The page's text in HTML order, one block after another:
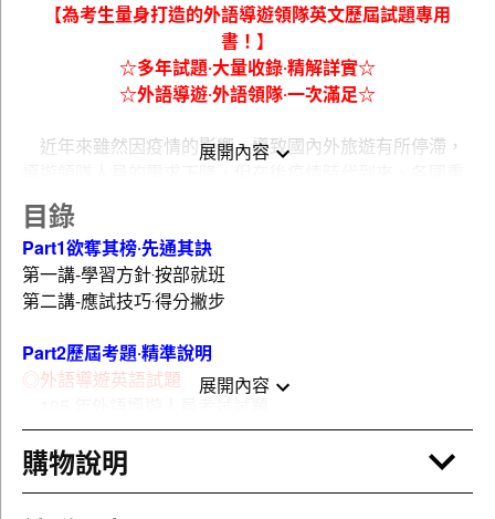
【為考生量身打造的外語導遊領隊英文歷屆試題專用
書！】
☆多年試題‧大量收錄‧精解詳實☆
☆外語導遊‧外語領隊‧一次滿足☆
近年來雖然因疫情的影響，導致國內外旅遊有所停滯，
開國門、國內外旅遊有漸次復甦的趨勢下，導遊領隊的評
量測驗想來又將恢復為考生熱門的選項之一！而相較於高
普地特等考選部辦理的國家考試，導遊領隊的評量測驗一
來不須經驗即可報考、二來
型都考選擇題，加上採取及格制
過往的經驗，只要辦理導遊領隊人員評量測驗，總能吸引
一大批有志之士前往報考。是以對考生來說，要如何在這
而為了滿足考生之所需，以及協助考生能在應試的路上
更加順遂，本社在此廣邀外語導遊領隊【英語】考科名
展開內容
目錄
Part1欲奪其榜‧先通其訣
第一講-學習方針‧按部就班
第二講-應試技巧‧得分撇步
Part2歷屆考題‧精準說明
◎外語導遊英語試題
106 年外語導遊人員考試試題
107 年外語導遊人員考試試題
109 年外語導遊人員考試試題
展開內容
購物說明